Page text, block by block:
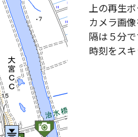
上の再生
カメラ画
隔は５分
時刻をスキ